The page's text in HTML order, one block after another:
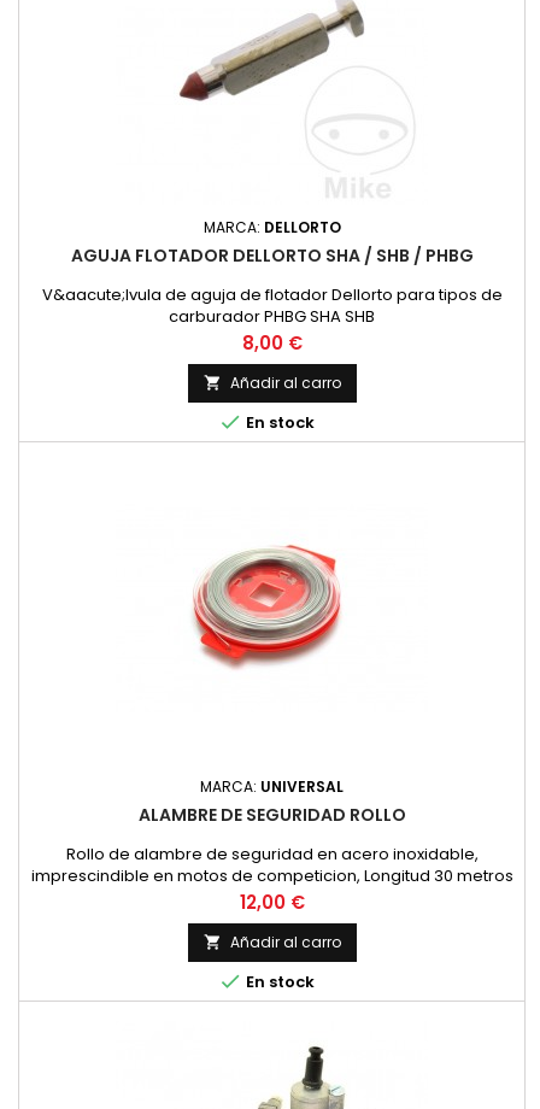
MARCA: DELLORTO
AGUJA FLOTADOR DELLORTO SHA / SHB / PHBG
V&aacute;lvula de aguja de flotador Dellorto para tipos de
carburador PHBG SHA SHB
Precio
8,00 €
 Añadir al carro
 En stock
MARCA: UNIVERSAL
ALAMBRE DE SEGURIDAD ROLLO
Rollo de alambre de seguridad en acero inoxidable,
imprescindible en motos de competicion, Longitud 30 metros
y diametro 0.8 mm.
Precio
12,00 €
 Añadir al carro
 En stock